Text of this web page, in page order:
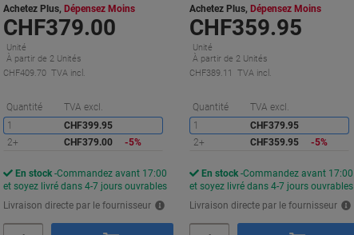
Achetez Plus, Dépensez Moins
CHF379.00
Unité
À partir de 2 Unités
CHF409.70 TVA incl.
Quantité TVA excl.
Économies
1
CHF399.95
2+
CHF379.00 -5%
En stock Commandez avant 17:00
et soyez livré dans 4-7 jours ouvrables
Livraison directe par le fournisseur
Achetez Plus, Dépensez Moins
CHF359.95
Unité
À partir de 2 Unités
CHF389.11 TVA incl.
Quantité TVA excl.
1
CHF379.95
2+
CHF359.95 -5%
En stock Commandez avant 17:00
et soyez livré dans 4-7 jours ouvrables
Livraison directe par le fournisseur